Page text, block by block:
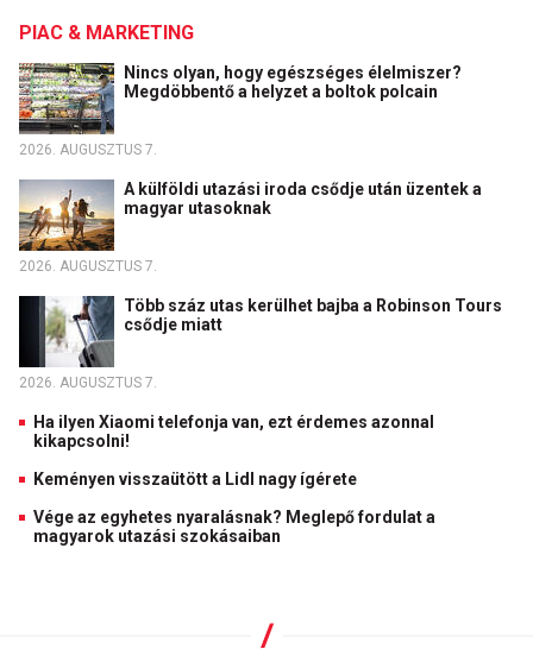
PIAC & MARKETING
Nincs olyan, hogy egészséges élelmiszer?
Megdöbbentő a helyzet a boltok polcain
2026. AUGUSZTUS 7.
A külföldi utazási iroda csődje után üzentek a
magyar utasoknak
2026. AUGUSZTUS 7.
Több száz utas kerülhet bajba a Robinson Tours
csődje miatt
2026. AUGUSZTUS 7.
Ha ilyen Xiaomi telefonja van, ezt érdemes azonnal
kikapcsolni!
Keményen visszaütött a Lidl nagy ígérete
Vége az egyhetes nyaralásnak? Meglepő fordulat a
magyarok utazási szokásaiban